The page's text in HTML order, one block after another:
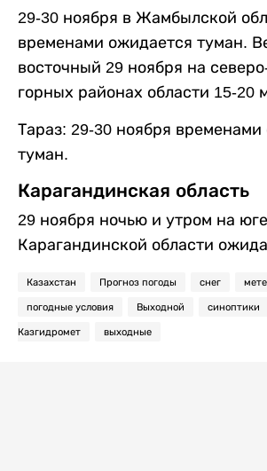
29-30 ноября в Жамбылской
временами ожидается туман.
восточный 29 ноября на
горных районах области 15-20
Тараз: 29-30 ноября
туман.
Карагандинская область
29 ноября ночью и утром на юге
Карагандинской области
Казахстан Прогноз погоды снег
погодные условия Выходной синоптики
Казгидромет выходные